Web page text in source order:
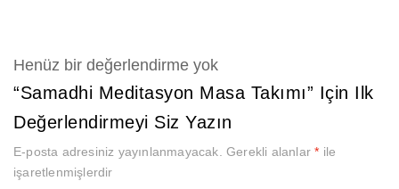
Henüz bir değerlendirme yok
“Samadhi Meditasyon Masa Takımı” Için Ilk
Değerlendirmeyi Siz Yazın
E-posta adresiniz yayınlanmayacak. Gerekli alanlar* ile
işaretlenmişlerdir